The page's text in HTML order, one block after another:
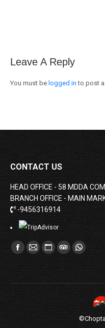
Leave A Reply
You must be logged in to post
CONTACT US
HEAD OFFICE - 58 MDDA
BRANCH OFFICE - MAIN
-9456316914
Find us on:
Facebook
page
opens
in
new
window
Mail
page
opens
in
new
window
Website
page
opens
in
new
window
TripAdvisor
page
opens
in
new
window
page
opens
in
new
window